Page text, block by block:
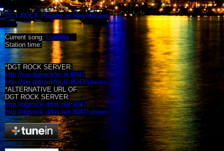
DGT ROCK Players In New Window
Current song: Loading ...
Station time:
*DGT ROCK SERVER:
http://sip.dgtrockfm.tk:8047
http://sip.dgtrockfm.tk:8047/stream
*ALTERNATIVE URL OF
DGT ROCK SERVER:
http://dgtrock.ddns.net:8047
http://dgtrock.ddns.net:8047/stream